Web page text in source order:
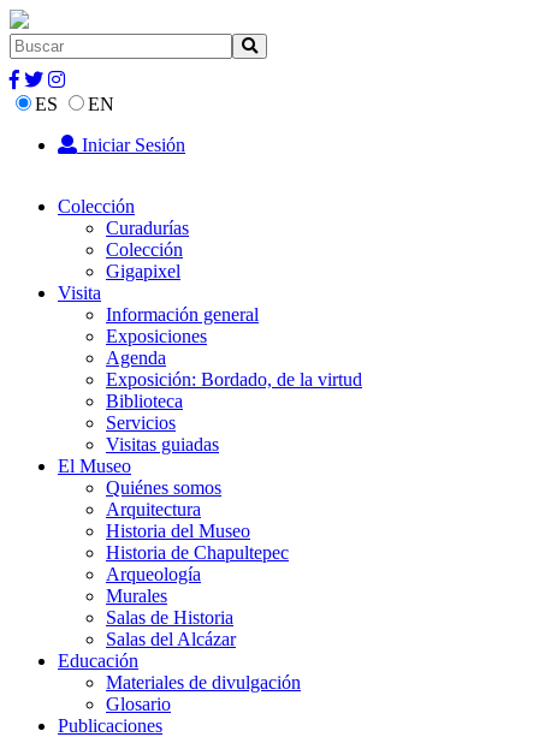
ES
EN
Iniciar Sesión
Colección
Curadurías
Colección
Gigapixel
Visita
Información general
Exposiciones
Agenda
Exposición: Bordado, de la virtud
Biblioteca
Servicios
Visitas guiadas
El Museo
Quiénes somos
Arquitectura
Historia del Museo
Historia de Chapultepec
Arqueología
Murales
Salas de Historia
Salas del Alcázar
Educación
Materiales de divulgación
Glosario
Publicaciones